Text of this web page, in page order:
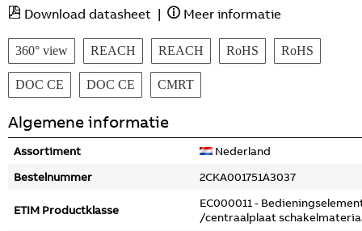
Download datasheet | Meer informatie
360° view REACH REACH RoHS RoHS
DOC CE DOC CE CMRT
Algemene informatie
Assortiment
Nederland
Bestelnummer
2CKA001751A3037
ETIM Productklasse
EC000011 -
/centraalplaat